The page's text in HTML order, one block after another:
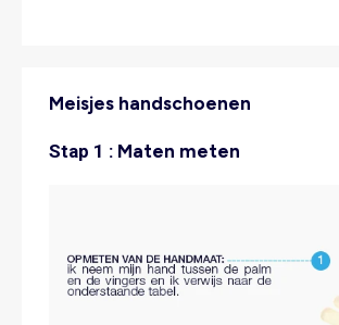
Meisjes handschoenen
Stap 1 : Maten meten